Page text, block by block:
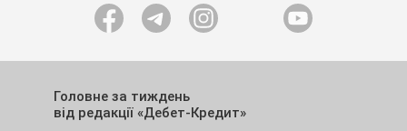
Головне за тиждень
від редакції «Дебет-Кредит»